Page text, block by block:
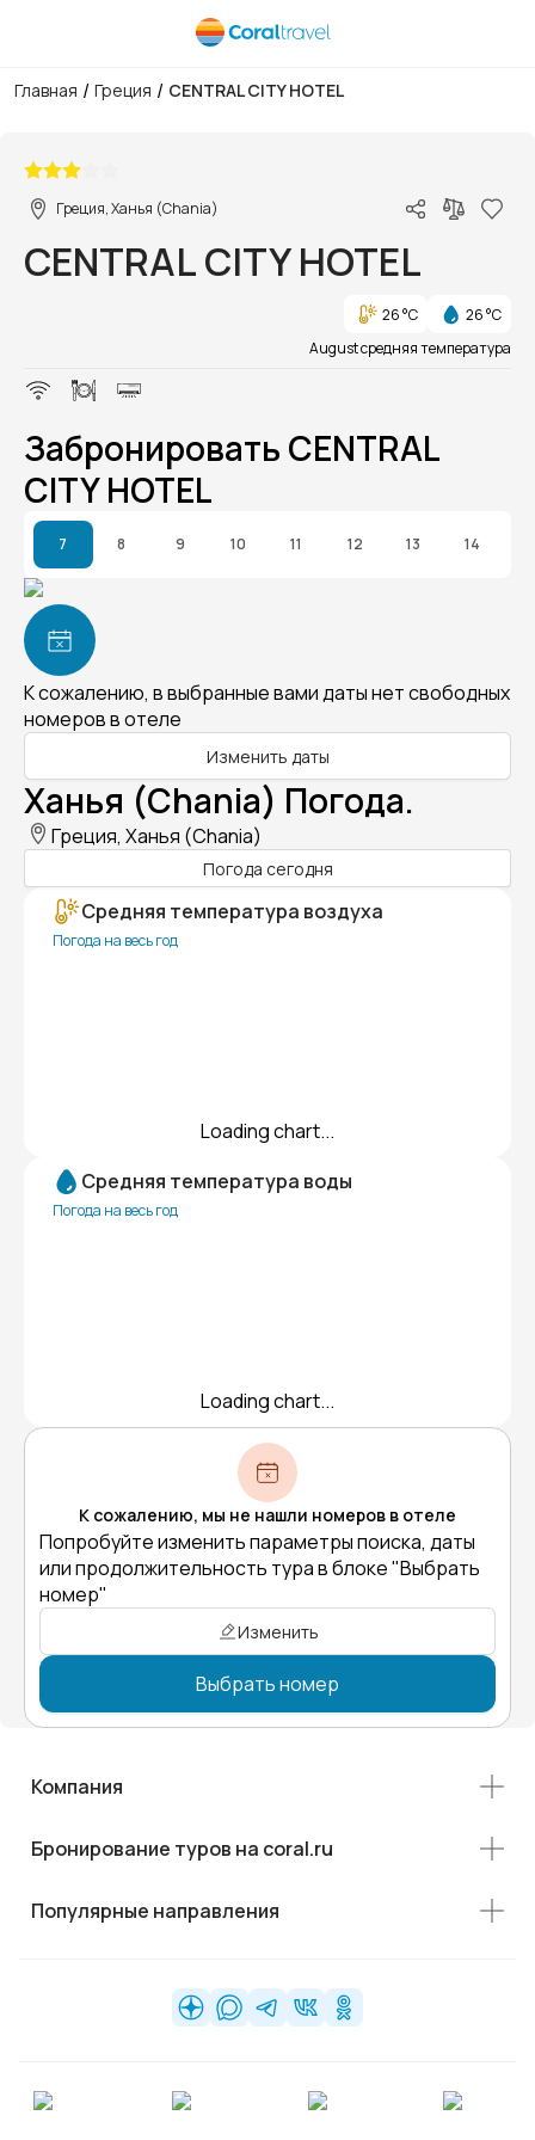
Главная / Греция / CENTRAL CITY HOTEL
Греция, Ханья (Chania)
CENTRAL CITY HOTEL
26 °C
26 °C
August средняя температура
Забронировать CENTRAL
CITY HOTEL
7 8 9 10 11 12 13 14
К сожалению, в выбранные вами даты нет свободных
номеров в отеле
Изменить даты
Ханья (Chania) Погода.
Греция, Ханья (Chania)
Погода сегодня
Средняя температура воздуха
Погода на весь год
Loading chart...
Средняя температура воды
Погода на весь год
Loading chart...
К сожалению, мы не нашли номеров в отеле
Попробуйте изменить параметры поиска, даты
или продолжительность тура в блоке "Выбрать
номер"
Изменить
Выбрать номер
Компания
Бронирование туров на coral.ru
Популярные направления